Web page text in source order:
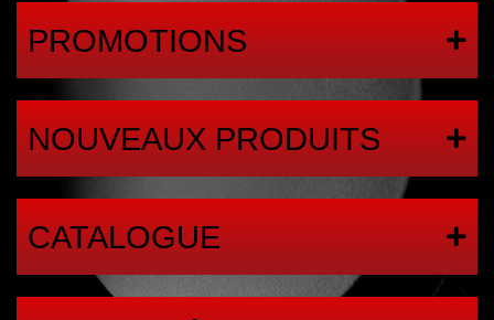
PROMOTIONS
NOUVEAUX PRODUITS
CATALOGUE